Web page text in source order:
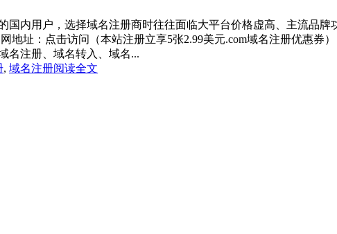
国内用户，选择域名注册商时往往面临大平台价格虚高、主流品
地址：点击访问（本站注册立享5张2.99美元.com域名注册优惠券
名注册、域名转入、域名...
, 域名注册阅读全文